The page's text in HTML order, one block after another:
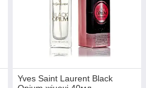
Yves Saint Laurent Black